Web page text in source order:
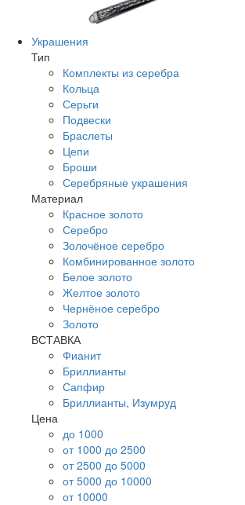
Украшения
Тип
Комплекты из серебра
Кольца
Серьги
Подвески
Браслеты
Цепи
Броши
Серебряные украшения
Материал
Красное золото
Серебро
Золочёное серебро
Комбинированное золото
Белое золото
Желтое золото
Чернёное серебро
Золото
ВСТАВКА
Фианит
Бриллианты
Сапфир
Бриллианты, Изумруд
Цена
до 1000
от 1000 до 2500
от 2500 до 5000
от 5000 до 10000
от 10000